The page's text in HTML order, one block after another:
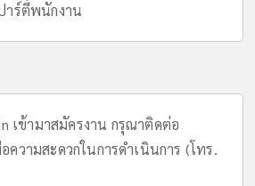
าร์ตี้พนักงาน
เข้ามาสมัครงาน กรุณาติดต่อ
วามสะดวกในการดำเนินการ (โทร.